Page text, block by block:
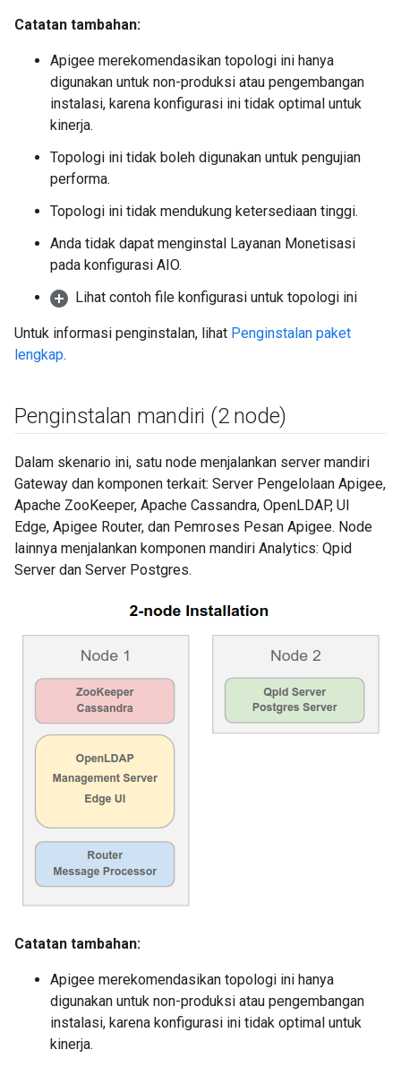
Catatan tambahan:
Apigee merekomendasikan topologi ini hanya
digunakan untuk non-produksi atau pengembangan
instalasi, karena konfigurasi ini tidak optimal untuk
kinerja.
Topologi ini tidak boleh digunakan untuk pengujian
performa.
Topologi ini tidak mendukung ketersediaan tinggi.
Anda tidak dapat menginstal Layanan Monetisasi
pada konfigurasi AIO.
Lihat contoh file konfigurasi untuk topologi ini
Untuk informasi penginstalan, lihat Penginstalan paket
lengkap.
Penginstalan mandiri (2 node)
Dalam skenario ini, satu node menjalankan server mandiri
Gateway dan komponen terkait: Server Pengelolaan Apigee,
Apache ZooKeeper, Apache Cassandra, OpenLDAP, UI
Edge, Apigee Router, dan Pemroses Pesan Apigee. Node
lainnya menjalankan komponen mandiri Analytics: Qpid
Server dan Server Postgres.
Catatan tambahan:
Apigee merekomendasikan topologi ini hanya
digunakan untuk non-produksi atau pengembangan
instalasi, karena konfigurasi ini tidak optimal untuk
kinerja.